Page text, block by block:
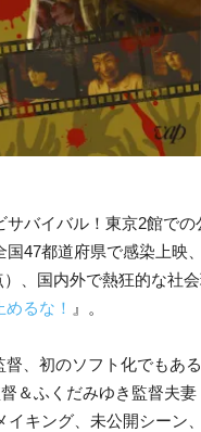
バイバル！東京2館での
47都道府県で感染上映
、国内外で熱狂的な社
るな！ 』。
、初のソフト化でもある
＆ふくだみゆき監督夫妻
キング、未公開シーン